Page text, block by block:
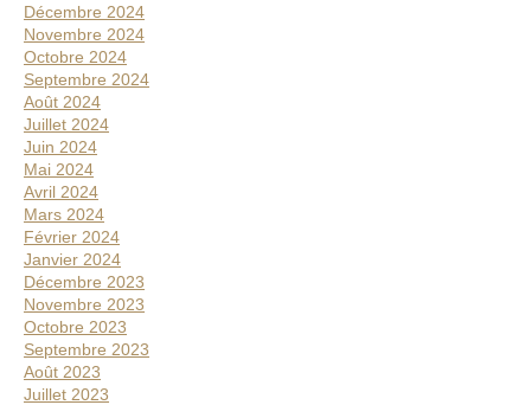
Décembre 2024
Novembre 2024
Octobre 2024
Septembre 2024
Août 2024
Juillet 2024
Juin 2024
Mai 2024
Avril 2024
Mars 2024
Février 2024
Janvier 2024
Décembre 2023
Novembre 2023
Octobre 2023
Septembre 2023
Août 2023
Juillet 2023